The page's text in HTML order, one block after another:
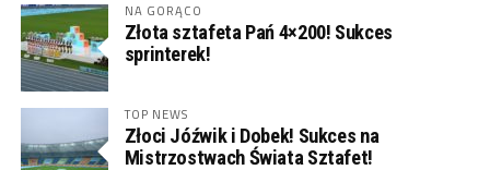
NA GORĄCO
Złota sztafeta Pań 4×200! Sukces
sprinterek!
TOP NEWS
Złoci Jóźwik i Dobek! Sukces na
Mistrzostwach Świata Sztafet!